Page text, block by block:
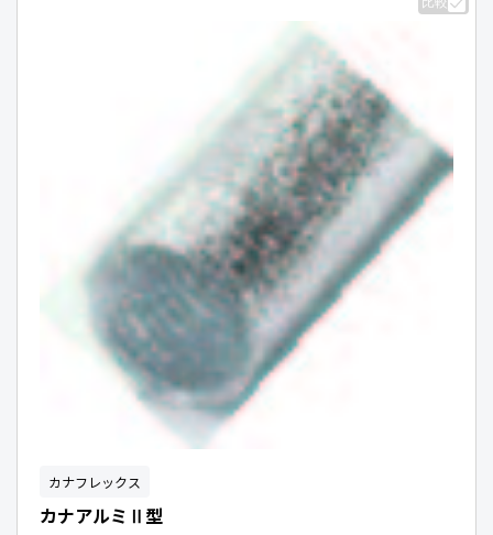
カナフレックス
カナアルミⅡ型